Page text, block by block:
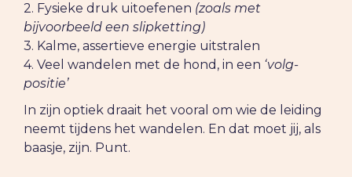
2. Fysieke druk uitoefenen (zoals met
bijvoorbeeld een slipketting)
3. Kalme, assertieve energie uitstralen
4. Veel wandelen met de hond, in een ‘volg-
positie’
In zijn optiek draait het vooral om wie de leiding
neemt tijdens het wandelen. En dat moet jij, als
baasje, zijn. Punt.